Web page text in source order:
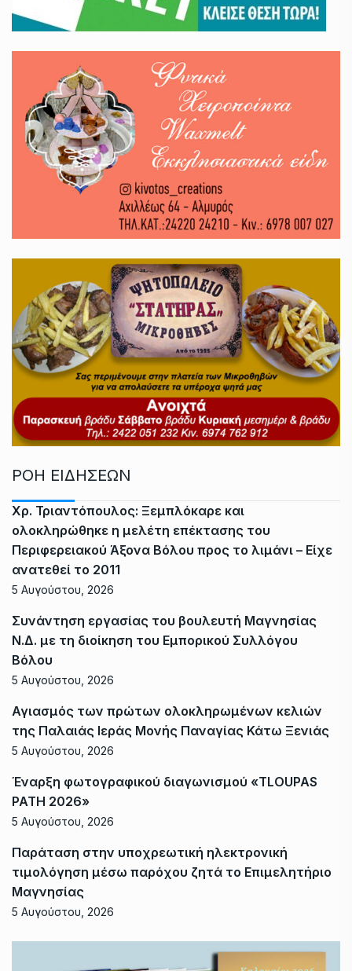
ΡΟΗ ΕΙΔΗΣΕΩΝ
Χρ. Τριαντόπουλος: Ξεμπλόκαρε και
ολοκληρώθηκε η μελέτη επέκτασης του
Περιφερειακού Άξονα Βόλου προς το λιμάνι – Είχε
ανατεθεί το 2011
5 Αυγούστου, 2026
Συνάντηση εργασίας του βουλευτή Μαγνησίας
Ν.Δ. με τη διοίκηση του Εμπορικού Συλλόγου
Βόλου
5 Αυγούστου, 2026
Αγιασμός των πρώτων ολοκληρωμένων κελιών
της Παλαιάς Ιεράς Μονής Παναγίας Κάτω Ξενιάς
5 Αυγούστου, 2026
Έναρξη φωτογραφικού διαγωνισμού «TLOUPAS
PATH 2026»
5 Αυγούστου, 2026
Παράταση στην υποχρεωτική ηλεκτρονική
τιμολόγηση μέσω παρόχου ζητά το Επιμελητήριο
Μαγνησίας
5 Αυγούστου, 2026